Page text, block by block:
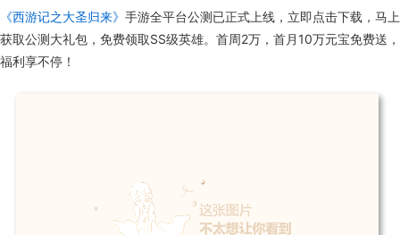
《西游记之大圣归来》 手游全平台公测已正式上线，立即点击下载，马上
获取公测大礼包，免费领取SS级英雄。首周2万，首月10万元宝免费送，
福利享不停！